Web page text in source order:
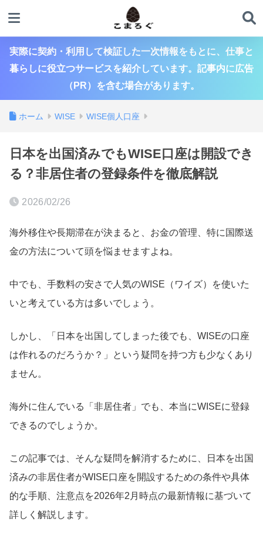
実際に契約・利用して検証した一次情報をもとに、仕事と
暮らしに役立つサービスを紹介しています。記事内に広告
（PR）を含む場合があります。
ホーム WISE WISE個人口座
日本を出国済みでもWISE口座は開設でき
る？非居住者の登録条件を徹底解説
2026/02/26
海外移住や長期滞在が決まると、お金の管理、特に国際送
金の方法について頭を悩ませますよね。
中でも、手数料の安さで人気のWISE（ワイズ）を使いた
いと考えている方は多いでしょう。
しかし、「日本を出国してしまった後でも、WISEの口座
は作れるのだろうか？」という疑問を持つ方も少なくあり
ません。
海外に住んでいる「非居住者」でも、本当にWISEに登録
できるのでしょうか。
この記事では、そんな疑問を解消するために、日本を出国
済みの非居住者がWISE口座を開設するための条件や具体
的な手順、注意点を2026年2月時点の最新情報に基づいて
詳しく解説します。